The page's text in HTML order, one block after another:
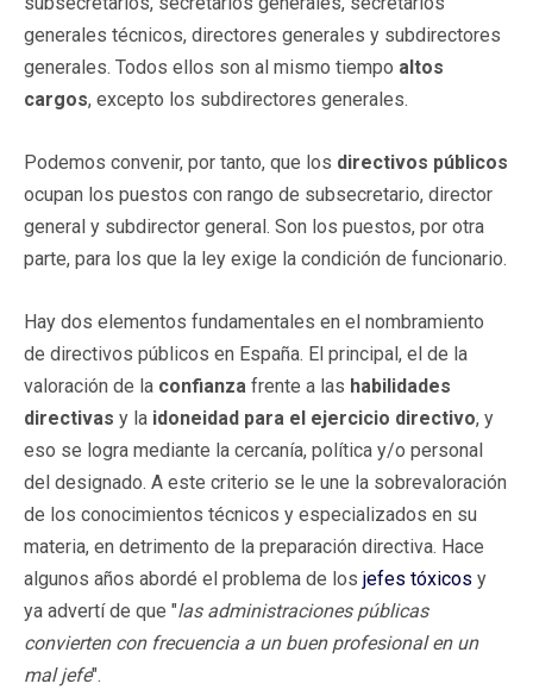
generales técnicos, directores generales y subdirectores
generales. Todos ellos son al mismo tiempo altos
cargos, excepto los subdirectores generales.
Podemos convenir, por tanto, que los directivos públicos
ocupan los puestos con rango de subsecretario, director
general y subdirector general. Son los puestos, por otra
parte, para los que la ley exige la condición de funcionario.
Hay dos elementos fundamentales en el nombramiento
de directivos públicos en España. El principal, el de la
valoración de la confianza frente a las habilidades
directivas y la idoneidad para el ejercicio directivo, y
eso se logra mediante la cercanía, política y/o personal
del designado. A este criterio se le une la sobrevaloración
de los conocimientos técnicos y especializados en su
materia, en detrimento de la preparación directiva. Hace
algunos años abordé el problema de los jefes tóxicos y
ya advertí de que "las administraciones públicas
convierten con frecuencia a un buen profesional en un
mal jefe".